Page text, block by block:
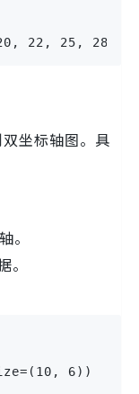
22, 25, 28,
坐标轴图。具
。
6))